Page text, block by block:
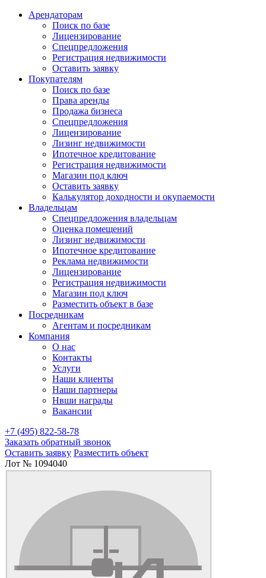
Арендаторам
Поиск по базе
Лицензирование
Спецпредложения
Регистрация недвижимости
Оставить заявку
Покупателям
Поиск по базе
Права аренды
Продажа бизнеса
Спецпредложения
Лицензирование
Лизинг недвижимости
Ипотечное кредитование
Регистрация недвижимости
Магазин под ключ
Оставить заявку
Калькулятор доходности и окупаемости
Владельцам
Спецпредложения владельцам
Оценка помещений
Лизинг недвижимости
Ипотечное кредитование
Реклама недвижимости
Лицензирование
Регистрация недвижимости
Магазин под ключ
Разместить объект в базе
Посредникам
Агентам и посредникам
Компания
О нас
Контакты
Услуги
Наши клиенты
Наши партнеры
Нвши награды
Вакансии
+7 (495) 822-58-78
Заказать обратный звонок
Оставить заявку Разместить объект
Лот № 1094040